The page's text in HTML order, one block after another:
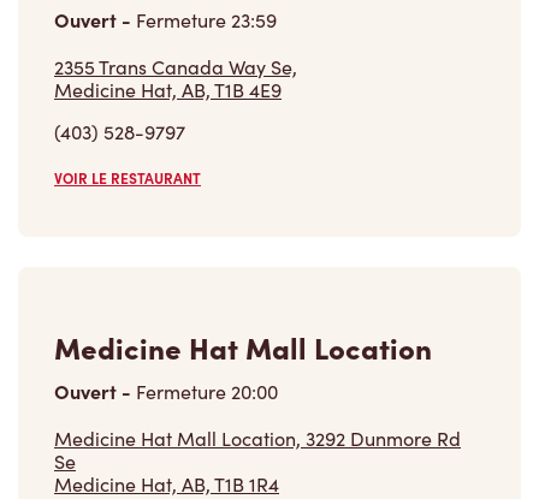
Ouvert - Fermeture23:59
2355 Trans Canada Way Se,
Medicine Hat, AB, T1B 4E9
(403) 528-9797
VOIR LE RESTAURANT
Medicine Hat Mall Location
Ouvert - Fermeture20:00
Medicine Hat Mall Location, 3292 Dunmore Rd
Se
Medicine Hat, AB, T1B 1R4